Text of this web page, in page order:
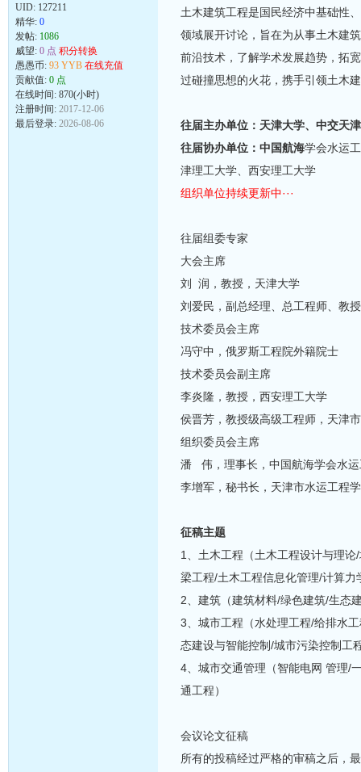
UID: 127211
精华: 0
发帖: 1086
威望: 0 点 积分转换
愚愚币: 93 YYB 在线充值
贡献值: 0 点
在线时间: 870(小时)
注册时间: 2017-12-06
最后登录: 2026-08-06
土木建筑工程是国民经济中基础性
领域展开讨论，旨在为从事土木建
前沿技术，了解学术发展趋势，拓
过碰撞思想的火花，携手引领土木
往届主办单位：天津大学、中交天
往届协办单位：中国航海学会水运
津理工大学、西安理工大学
组织单位持续更新中···
往届组委专家
大会主席
刘 润，教授，天津大学
刘爱民，副总经理、总工程师、教
技术委员会主席
冯守中，俄罗斯工程院外籍院士
技术委员会副主席
李炎隆，教授，西安理工大学
侯晋芳，教授级高级工程师，天津
组织委员会主席
潘 伟，理事长，中国航海学会水
李增军，秘书长，天津市水运工程
征稿主题
1、土木工程（土木工程设计与理
梁工程/土木工程信息化管理/计算
2、建筑（建筑材料/绿色建筑/生态
3、城市工程（水处理工程/给排水
态建设与智能控制/城市污染控制工
4、城市交通管理（智能电网 管理/
通工程）
会议论文征稿
所有的投稿经过严格的审稿之后，